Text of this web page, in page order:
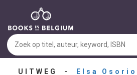
UITWEG - Elsa Osorio